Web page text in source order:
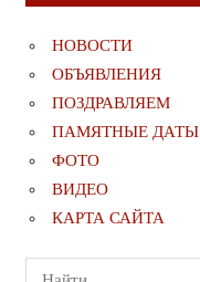
НОВОСТИ
ОБЪЯВЛЕНИЯ
ПОЗДРАВЛЯЕМ
ПАМЯТНЫЕ ДАТЫ
ФОТО
ВИДЕО
КАРТА САЙТА
Поиск